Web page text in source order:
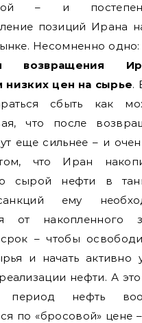
– и
позиций Ирана
Несомненно одно:
возвращения
цен на сырье.
сбыть как
что после
еще сильнее – и
что Иран
сырой нефти в
ему
от накопленного
– чтобы
и начать активно
нефти. А это
период нефть
по «бросовой» цене